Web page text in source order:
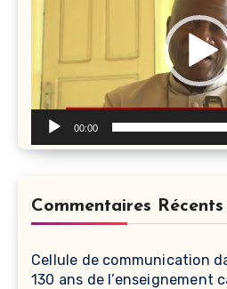
00:00
Commentaires Récents
Cellule de communication
130 ans de l’enseignement